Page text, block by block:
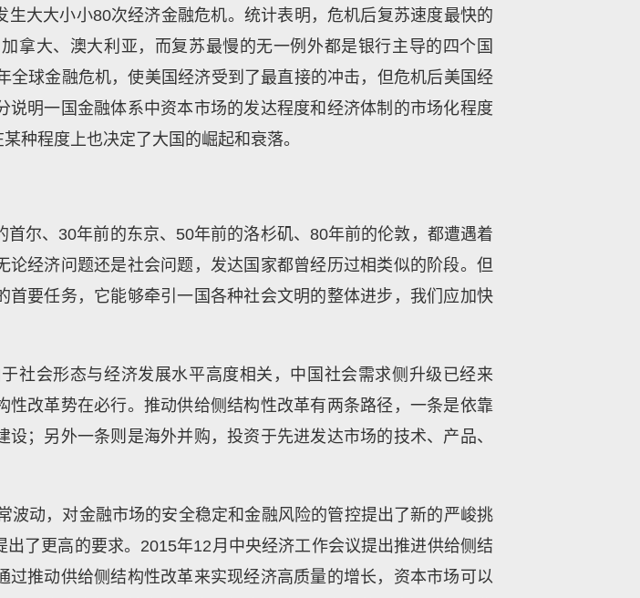
大大小小80次经济金融危机。统计表明，危机后复苏速度最快的
拿大、澳大利亚，而复苏最慢的无一例外都是银行主导的四个国
球金融危机，使美国经济受到了最直接的冲击，但危机后美国经
明一国金融体系中资本市场的发达程度和经济体制的市场化程度
种程度上也决定了大国的崛起和衰落。
尔、30年前的东京、50年前的洛杉矶、80年前的伦敦，都遭遇着
经济问题还是社会问题，发达国家都曾经历过相类似的阶段。但
要任务，它能够牵引一国各种社会文明的整体进步，我们应加快
社会形态与经济发展水平高度相关，中国社会需求侧升级已经来
改革势在必行。推动供给侧结构性改革有两条路径，一条是依靠
；另外一条则是海外并购，投资于先进发达市场的技术、产品、
动，对金融市场的安全稳定和金融风险的管控提出了新的严峻挑
了更高的要求。2015年12月中央经济工作会议提出推进供给侧结
推动供给侧结构性改革来实现经济高质量的增长，资本市场可以